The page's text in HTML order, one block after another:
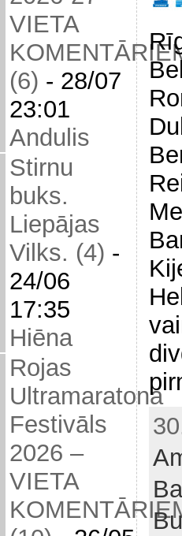
VIETA
(6) - 28/07
23:01
Andulis
Stirnu
buks.
Liepājas
Vilks. (4) -
24/06
17:35
Hiēna
Rojas
Ultramaratona
Festivāls
2026 –
VIETA